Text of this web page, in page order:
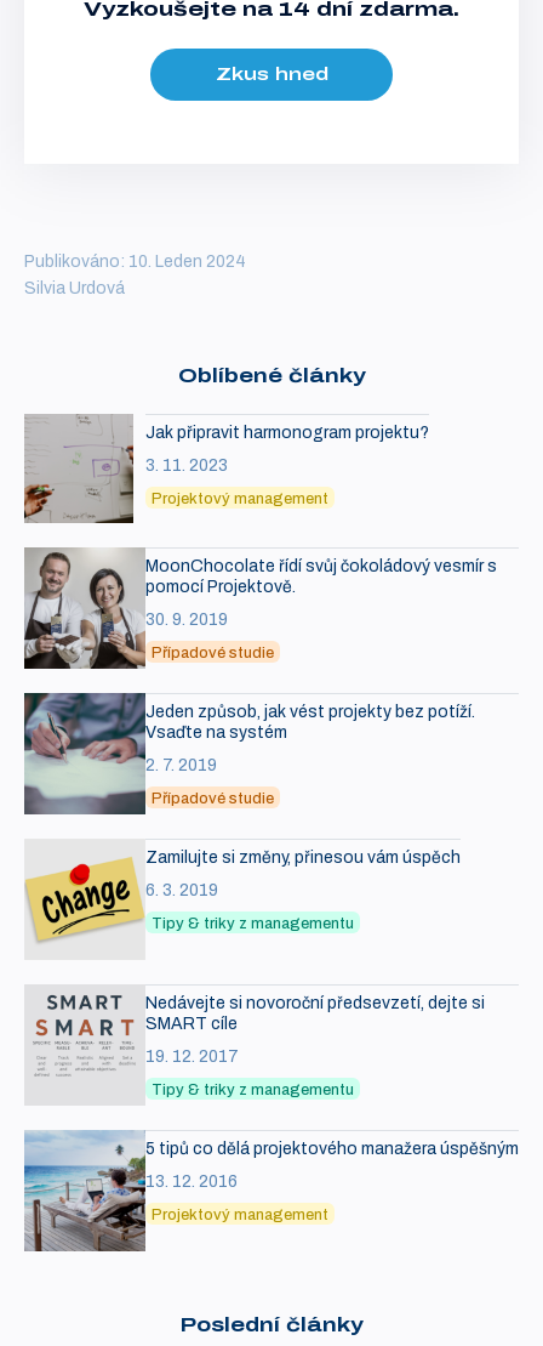
Vyzkoušejte na 14 dní zdarma.
Zkus hned
Publikováno: 10. Leden 2024
Silvia Urdová
Oblíbené články
Jak připravit harmonogram projektu?
3. 11. 2023
Projektový management
MoonChocolate řídí svůj čokoládový vesmír s
pomocí Projektově.
30. 9. 2019
Případové studie
Jeden způsob, jak vést projekty bez potíží.
Vsaďte na systém
2. 7. 2019
Případové studie
Zamilujte si změny, přinesou vám úspěch
6. 3. 2019
Tipy & triky z managementu
Nedávejte si novoroční předsevzetí, dejte si
SMART cíle
19. 12. 2017
Tipy & triky z managementu
5 tipů co dělá projektového manažera úspěšným
13. 12. 2016
Projektový management
Poslední články